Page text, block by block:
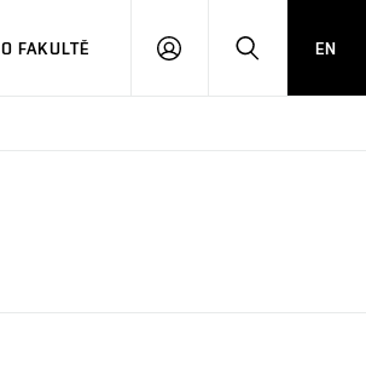
O FAKULTĚ
PŘIHLÁSITHLEDAT
EN